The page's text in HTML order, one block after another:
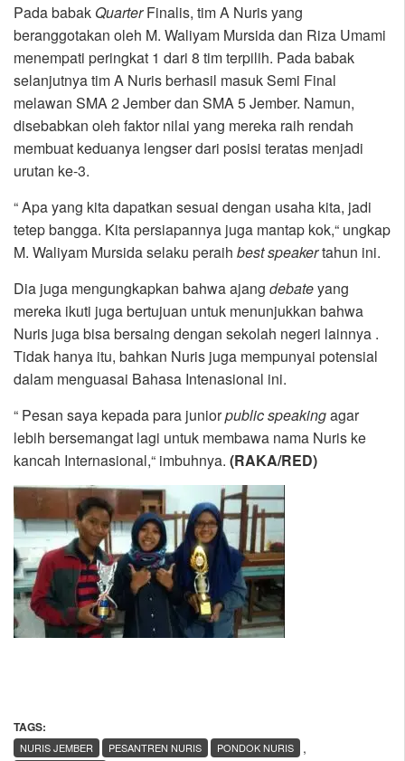
Pada babak QuarterFinalis, tim A Nuris yang
beranggotakan oleh M. Waliyam Mursida dan Riza Umami
menempati peringkat 1 dari 8 tim terpilih. Pada babak
selanjutnya tim A Nuris berhasil masuk Semi Final
melawan SMA 2 Jember dan SMA 5 Jember. Namun,
disebabkan oleh faktor nilai yang mereka raih rendah
membuat keduanya lengser dari posisi teratas menjadi
urutan ke-3.
“ Apa yang kita dapatkan sesuai dengan usaha kita, jadi
tetep bangga. Kita persiapannya juga mantap kok,“ ungkap
M. Waliyam Mursida selaku peraih best speakertahun ini.
Dia juga mengungkapkan bahwa ajang debateyang
mereka ikuti juga bertujuan untuk menunjukkan bahwa
Nuris juga bisa bersaing dengan sekolah negeri lainnya .
Tidak hanya itu, bahkan Nuris juga mempunyai potensial
dalam menguasai Bahasa Intenasional ini.
“ Pesan saya kepada para juniorpublic speakingagar
lebih bersemangat lagi untuk membawa nama Nuris ke
kancah Internasional,“ imbuhnya. (RAKA/RED)
TAGS:
,
NURIS JEMBER PESANTREN NURIS PONDOK NURIS